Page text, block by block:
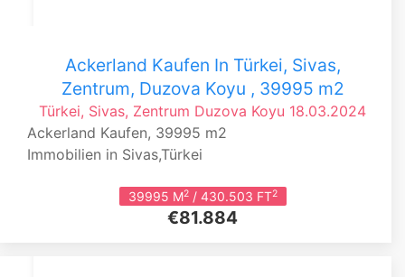
Ackerland Kaufen In Türkei, Sivas,
Zentrum, Duzova Koyu , 39995 m2
Türkei, Sivas, Zentrum Duzova Koyu 18.03.2024
Ackerland Kaufen, 39995 m2
Immobilien in Sivas,Türkei
39995 M2/ 430.503 FT2
€81.884